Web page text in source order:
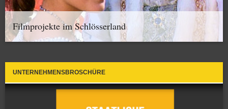
Filmprojekte im Schlösserland
UNTERNEHMENSBROSCHÜRE